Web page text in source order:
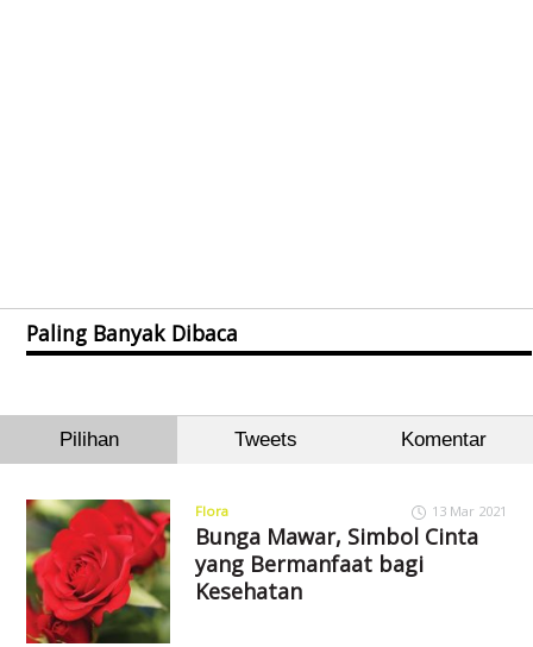
Paling Banyak Dibaca
Pilihan Tweets Komentar
Flora 13 Mar 2021
Bunga Mawar, Simbol Cinta
yang Bermanfaat bagi
Kesehatan